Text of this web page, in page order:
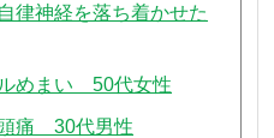
律神経を落ち着かせた
ルめまい 50代女性
頭痛 30代男性